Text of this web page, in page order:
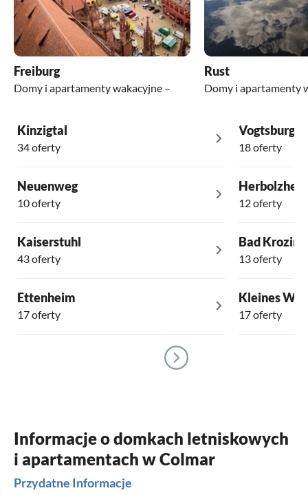
Freiburg
Domy i apartamenty wakacyjne –
Rust
Domy i apartamenty
Kinzigtal
34 oferty
Neuenweg
10 oferty
Kaiserstuhl
43 oferty
Ettenheim
17 oferty
Vogtsburg
18 oferty
12 oferty
Bad
13 oferty
Kleines
17 oferty
Informacje o domkach letniskowych
i apartamentach w Colmar
Przydatne Informacje